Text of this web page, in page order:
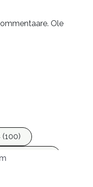
Ole
(100)
Ajakirjad (17)